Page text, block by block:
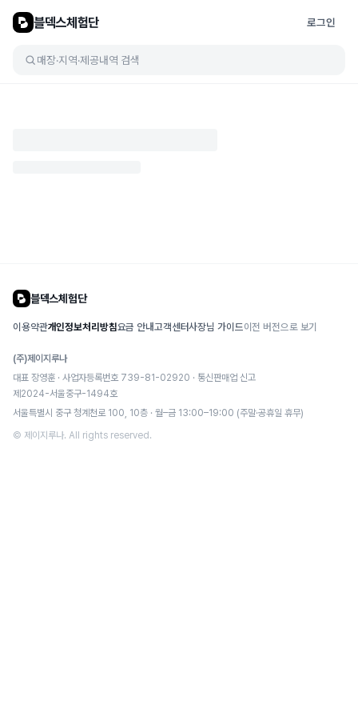
블덱스체험단 로그인
매장·지역·제공내역 검색
블덱스체험단
이용약관개인정보처리방침요금 안내고객센터사장님 가이드이전 버전으로 보기
(주)제이지루나
대표 장영훈 · 사업자등록번호 739-81-02920 · 통신판매업 신고
제2024-서울중구-1494호
서울특별시 중구 청계천로 100, 10층 · 월–금 13:00–19:00 (주말·공휴일 휴무)
© 제이지루나. All rights reserved.